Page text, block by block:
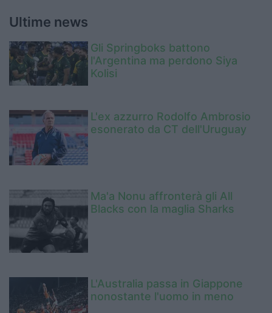
Ultime news
Gli Springboks battono
l'Argentina ma perdono Siya
Kolisi
L'ex azzurro Rodolfo Ambrosio
esonerato da CT dell'Uruguay
Ma'a Nonu affronterà gli All
Blacks con la maglia Sharks
L'Australia passa in Giappone
nonostante l'uomo in meno